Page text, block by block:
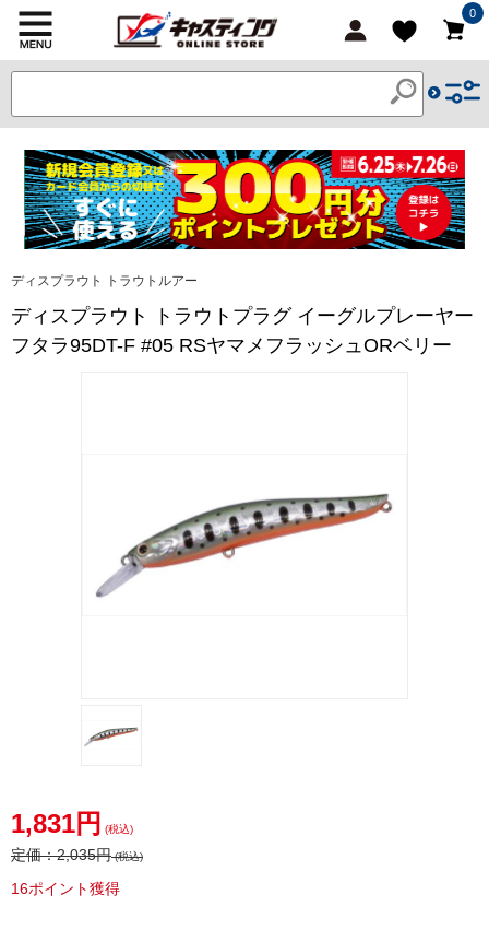
0
ディスプラウト トラウトルアー
ディスプラウト トラウトプラグ イーグルプレーヤー
フタラ95DT-F #05 RSヤマメフラッシュORベリー
1,831円 (税込)
定価：2,035円(税込)
16ポイント獲得